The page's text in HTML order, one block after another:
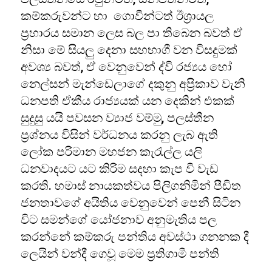
කම්කරුවන්ට හා ගොවීන්ටත් ඊශ්‍රායල
ප්‍රහාරය සමාන ලෙස බල පා තිබෙන බවත් ඒ
නිසා මේ සියලු දෙනා සහභාගී වන විසදුමක්
අවශ්‍ය බවත්, ඒ වෙනුවෙන් ද්වි රජ්‍යය හෝ
නෙල්සන් මැන්ඩෙලාගේ දකුනු අප්‍රිකාව වැනි
ධනපති ඒකීය රාජ්‍යයක් යන දෙකින් එකක්
සුදුසු යයි පවසන ව්‍යාජ වම්මු, පලස්තීන
ප්‍රශ්නය විසින් වර්ධනය කරනු ලැබ ඇති
ලෝක පරිමාන මහජන කැරැල්ල යලි
ධනවාදයට යට කිරිම සදහා කැප වී වැඩ
කරති. හමාස් නායකත්වය පිලිගනිමින් පීඩිත
ජනතාවගේ අයිතිය වෙනුවෙන් පෙනී සිටින
විට සමන්ගේ යෝජනාව අනුමැතිය පල
කරන්නේ කම්කරු පන්තිය අවස්ථා ගනනක දී
ලෙයින් වන්දී ගෙවූ මෙම ප්‍රතිගාමී පන්ති